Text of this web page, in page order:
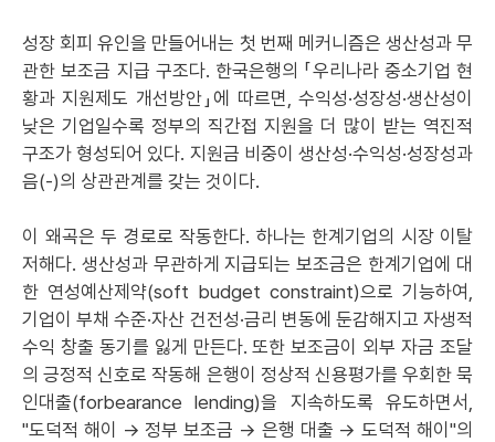
성장 회피 유인을 만들어내는 첫 번째 메커니즘은 생산성과 무
관한 보조금 지급 구조다. 한국은행의 「우리나라 중소기업 현
황과 지원제도 개선방안」에 따르면, 수익성·성장성·생산성이
낮은 기업일수록 정부의 직간접 지원을 더 많이 받는 역진적
구조가 형성되어 있다. 지원금 비중이 생산성·수익성·성장성과
음(-)의 상관관계를 갖는 것이다.
이 왜곡은 두 경로로 작동한다. 하나는 한계기업의 시장 이탈
저해다. 생산성과 무관하게 지급되는 보조금은 한계기업에 대
한 연성예산제약(soft budget constraint)으로 기능하여,
기업이 부채 수준·자산 건전성·금리 변동에 둔감해지고 자생적
수익 창출 동기를 잃게 만든다. 또한 보조금이 외부 자금 조달
의 긍정적 신호로 작동해 은행이 정상적 신용평가를 우회한 묵
인대출(forbearance lending)을 지속하도록 유도하면서,
"도덕적 해이 → 정부 보조금 → 은행 대출 → 도덕적 해이"의